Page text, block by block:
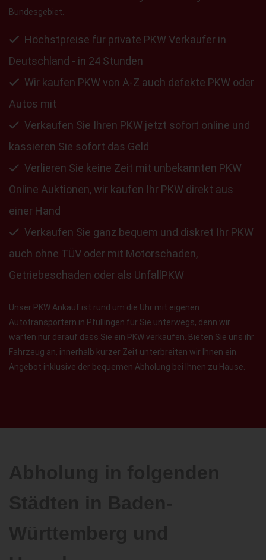
Bundesgebiet.
Höchstpreise für private PKW Verkäufer in
Deutschland - in 24 Stunden
Wir kaufen PKW von A-Z auch defekte PKW oder
Autos mit
Verkaufen Sie Ihren PKW jetzt sofort online und
kassieren Sie sofort das Geld
Verlieren Sie keine Zeit mit unbekannten PKW
Online Auktionen, wir kaufen Ihr PKW direkt aus
einer Hand
Verkaufen Sie ganz bequem und diskret Ihr PKW
auch ohne TÜV oder mit Motorschaden,
Getriebeschaden oder als UnfallPKW
Unser PKW Ankauf ist rund um die Uhr mit eigenen
Autotransportern in Pfullingen für Sie unterwegs, denn wir
warten nur darauf dass Sie ein PKW verkaufen. Bieten Sie uns ihr
Fahrzeug an, innerhalb kurzer Zeit unterbreiten wir Ihnen ein
Angebot inklusive der bequemen Abholung bei Ihnen zu Hause.